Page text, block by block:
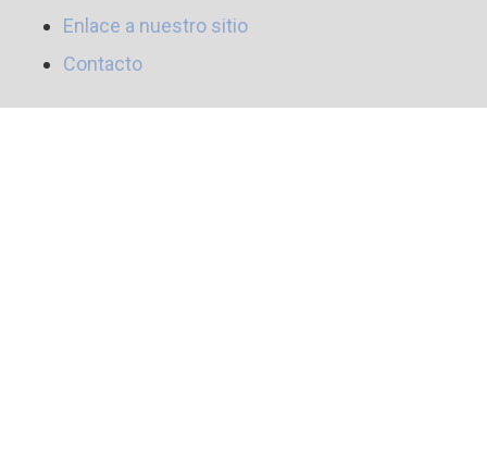
Enlace a nuestro sitio
Contacto